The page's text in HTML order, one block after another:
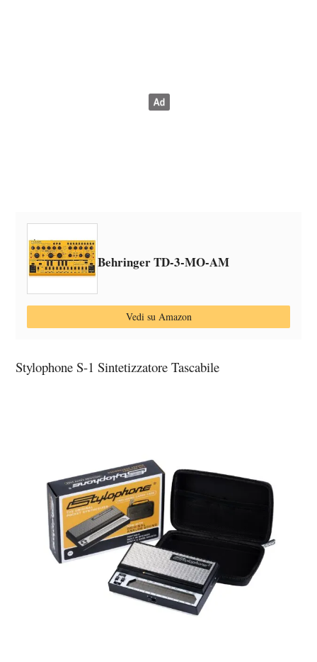
Behringer TD-3-MO-AM
Vedi su Amazon
Stylophone S-1 Sintetizzatore Tascabile